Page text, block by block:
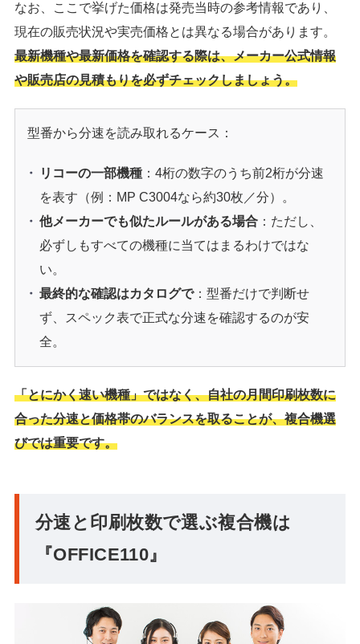
なお、ここで挙げた価格は発売当時の参考情報であり、
現在の販売状況や実売価格とは異なる場合があります。
最新機種や最新価格を確認する際は、メーカー公式情報
や販売店の見積もりを必ずチェックしましょう。
型番から分速を読み取れるケース：
リコーの一部機種：4桁の数字のうち前2桁が分速
を表す（例：MP C3004なら約30枚／分）。
他メーカーでも似たルールがある場合：ただし、
必ずしもすべての機種に当てはまるわけではな
い。
最終的な確認はカタログで：型番だけで判断せ
ず、スペック表で正式な分速を確認するのが安
全。
「とにかく速い機種」ではなく、自社の月間印刷枚数に
合った分速と価格帯のバランスを取ることが、複合機選
びでは重要です。
分速と印刷枚数で選ぶ複合機は
『OFFICE110』